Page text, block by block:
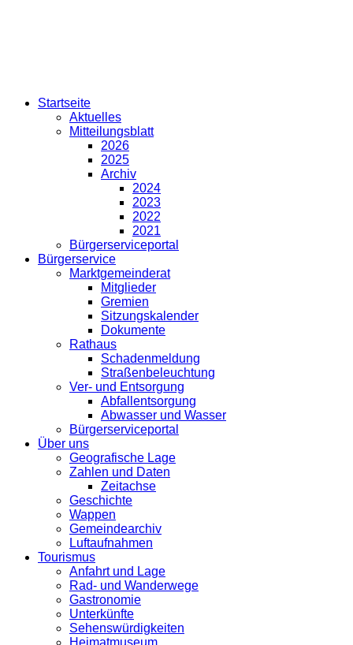
Startseite
Aktuelles
Mitteilungsblatt
2026
2025
Archiv
2024
2023
2022
2021
Bürgerserviceportal
Bürgerservice
Marktgemeinderat
Mitglieder
Gremien
Sitzungskalender
Dokumente
Rathaus
Schadenmeldung
Straßenbeleuchtung
Ver- und Entsorgung
Abfallentsorgung
Abwasser und Wasser
Bürgerserviceportal
Über uns
Geografische Lage
Zahlen und Daten
Zeitachse
Geschichte
Wappen
Gemeindearchiv
Luftaufnahmen
Tourismus
Anfahrt und Lage
Rad- und Wanderwege
Gastronomie
Unterkünfte
Sehenswürdigkeiten
Heimatmuseum